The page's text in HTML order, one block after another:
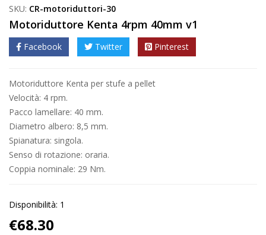
SKU: CR-motoriduttori-30
Motoriduttore Kenta 4rpm 40mm v1
Facebook Twitter Pinterest
Motoriduttore Kenta per stufe a pellet
Velocità: 4 rpm.
Pacco lamellare: 40 mm.
Diametro albero: 8,5 mm.
Spianatura: singola.
Senso di rotazione: oraria.
Coppia nominale: 29 Nm.
Disponibilità: 1
€68.30